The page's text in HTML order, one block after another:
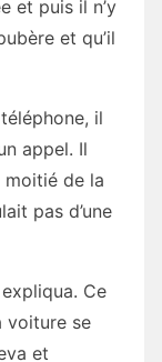
et puis il n’y
et qu’il
il
appel. Il
moitié de la
pas d’une
Ce
voiture se
et